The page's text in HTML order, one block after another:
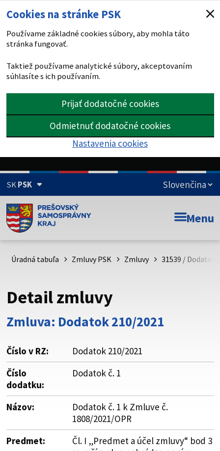
Cookies na stránke PSK
Používame základné cookies súbory, aby mohla táto
stránka fungovať.
Taktiež používame analytické súbory, akceptovaním
súhlasíte s ich používaním.
Prijať dodatočné cookies
Odmietnuť dodatočné cookies
Nastavenia cookies
SKPSK
Doména psk.sk je oficiálna
Toto je oficiálna webová stránka Prešovského
psk.sk.
Buďte pozorní a vždy sa uistite, že zdieľate informácie iba
cez zabezpečenú webovú stránku. Zabezpečená stránka
vždy začína https:// pred názvom domény webového sídla.
Menu
Úradná tabuľa Zmluvy PSK Zmluvy 31539 / Dodatok
Detail zmluvy
Zmluva: Dodatok 210/2021
Číslo v RZ:
Dodatok 210/2021
Číslo
dodatku:
Dodatok č. 1
Názov:
Dodatok č. 1 k Zmluve č.
1808/2021/OPR
Predmet:
Čl. I „Predmet a účel zmluvy“ bod 3